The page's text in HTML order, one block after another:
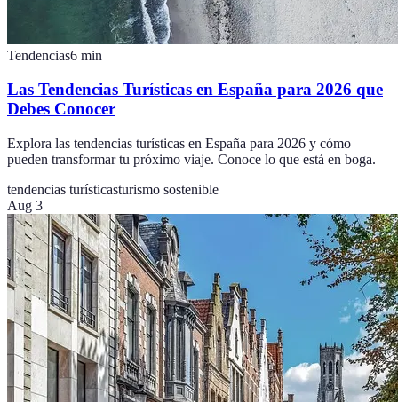
Tendencias6 min
Las Tendencias Turísticas en España para 2026 que
Debes Conocer
Explora las tendencias turísticas en España para 2026 y cómo
pueden transformar tu próximo viaje. Conoce lo que está en boga.
tendencias turísticasturismo sostenible
Aug 3